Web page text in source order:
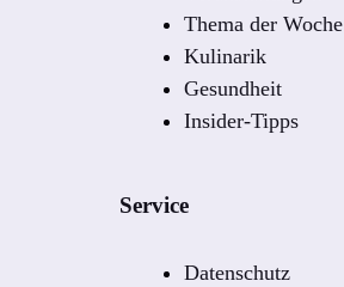
Thema der Woche
Kulinarik
Gesundheit
Insider-Tipps
Service
Datenschutz